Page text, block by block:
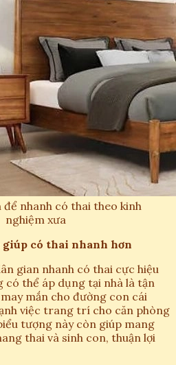
để nhanh có thai theo kinh
nghiệm xưa
giúp có thai nhanh hơn
gian nhanh có thai cực hiệu
có thể áp dụng tại nhà là tận
mắn cho đường con cái
việc trang trí cho căn phòng
tượng này còn giúp mang
thai và sinh con, thuận lợi